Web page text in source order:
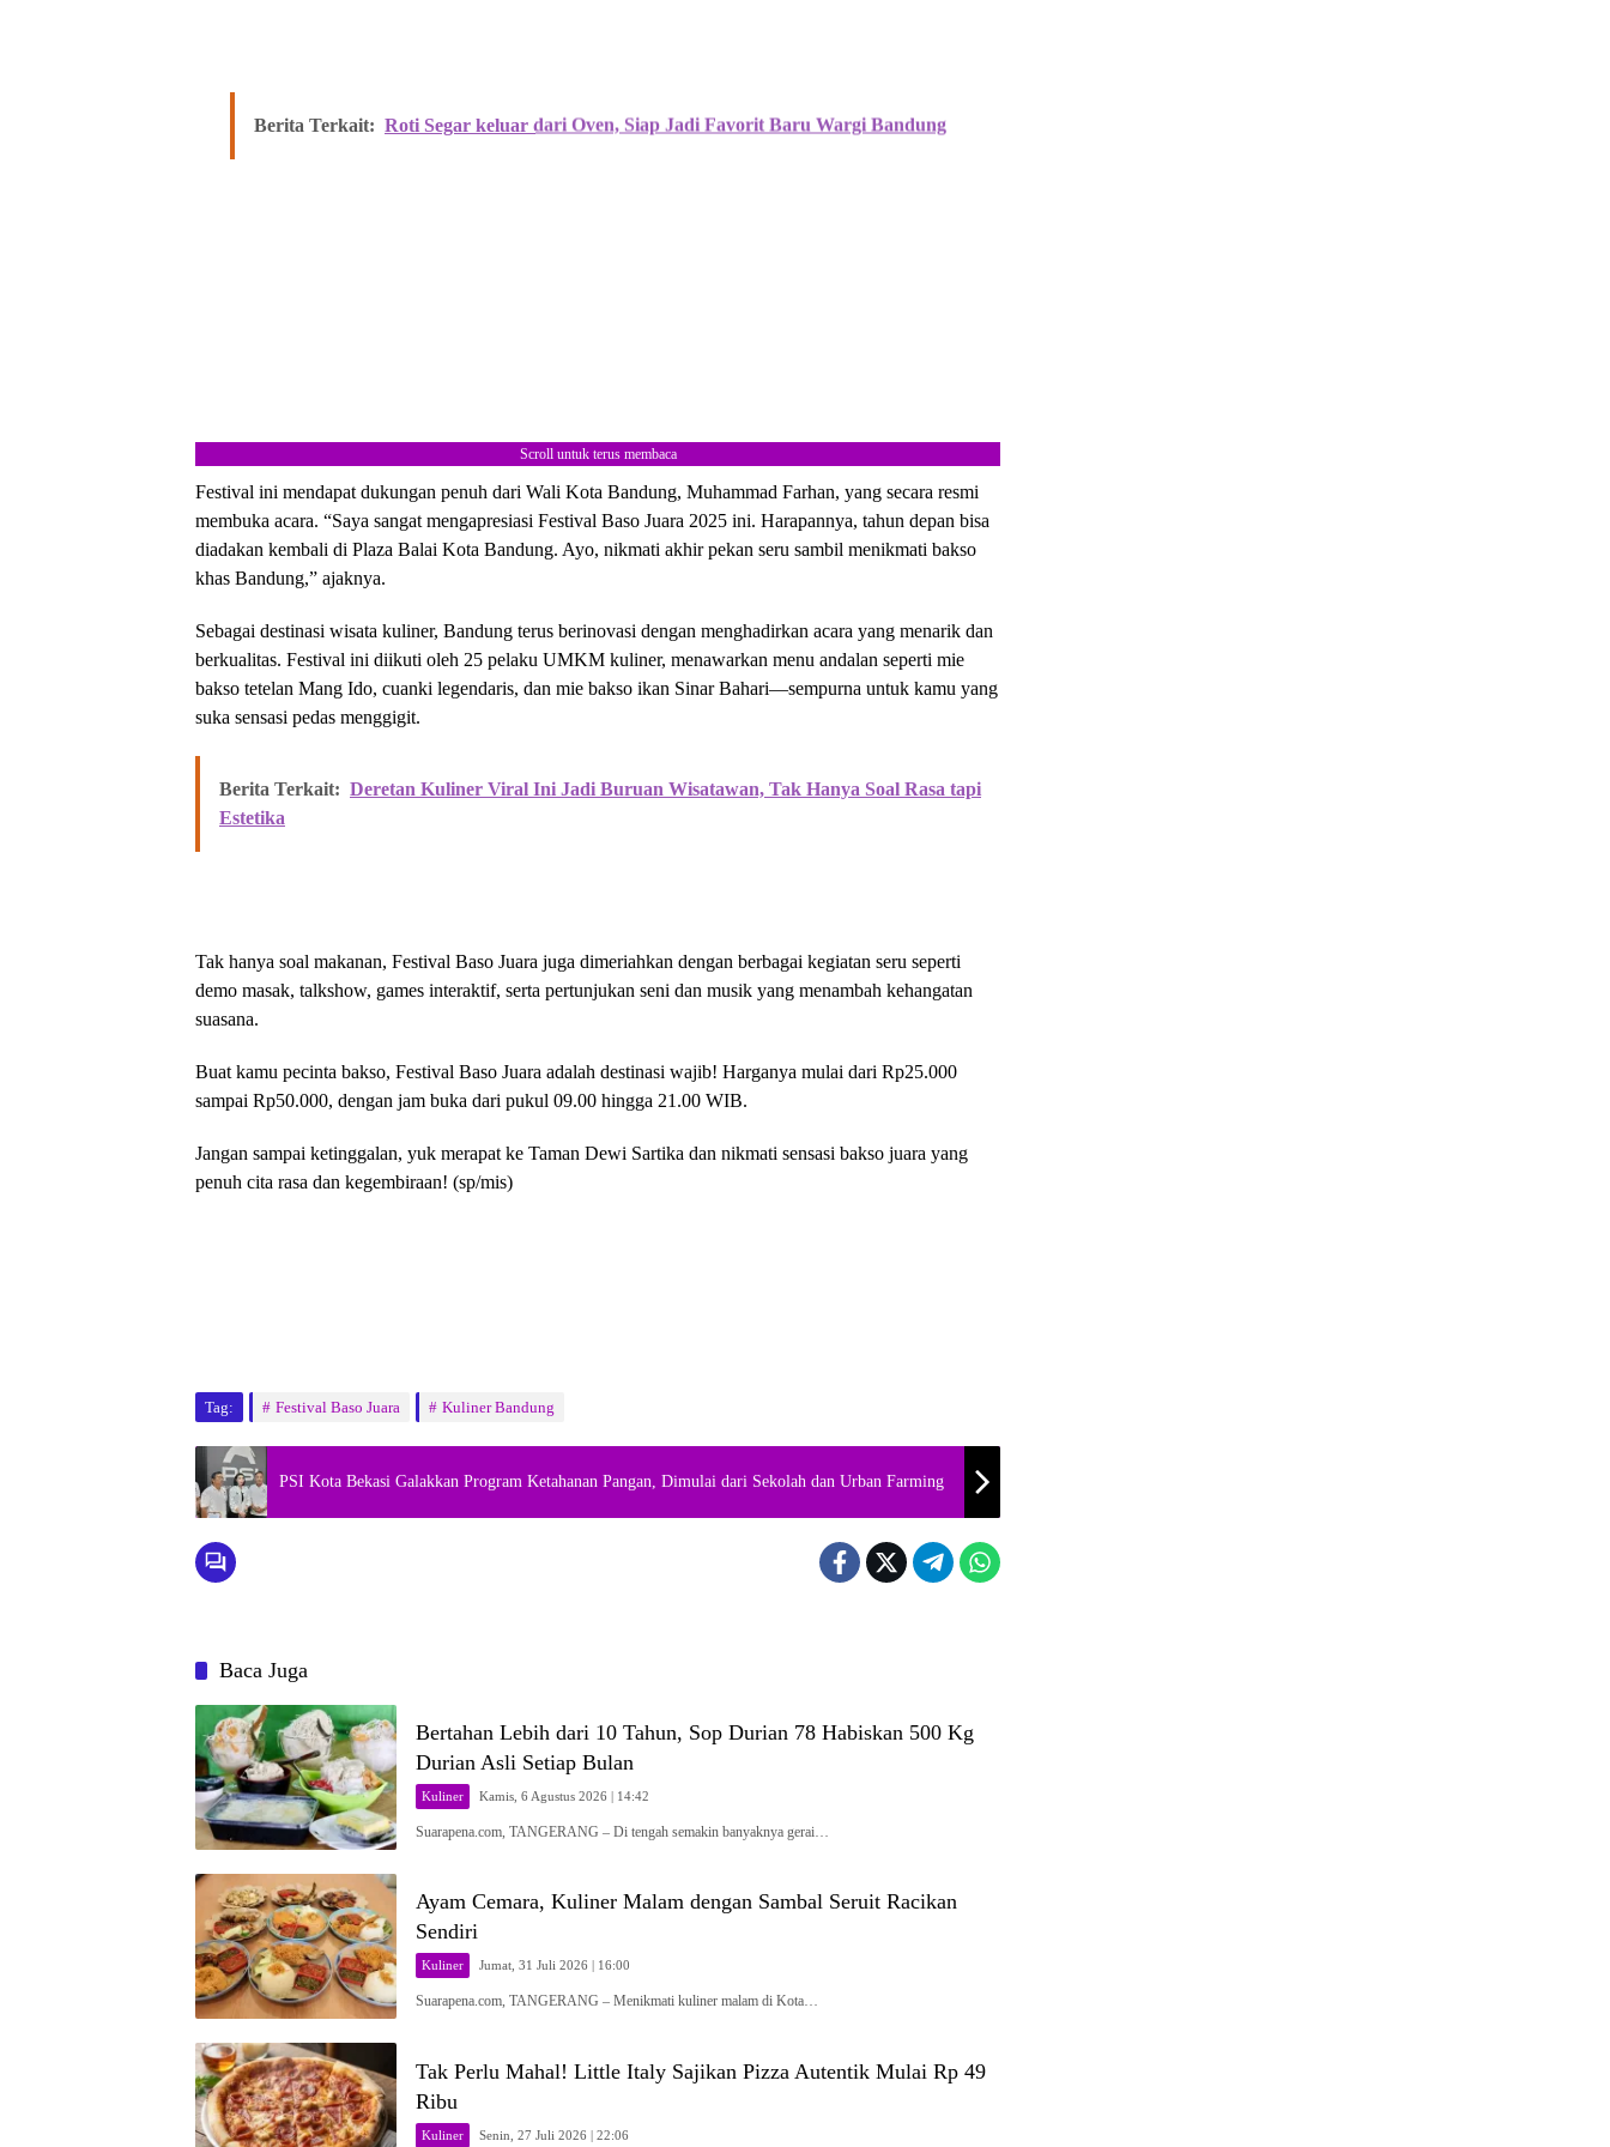
Berita Terkait: Roti Segar keluar dari Oven, Siap Jadi Favorit Baru Wargi Bandung
Scroll untuk terus membaca
Festival ini mendapat dukungan penuh dari Wali Kota Bandung, Muhammad Farhan, yang secara resmi
membuka acara. “Saya sangat mengapresiasi Festival Baso Juara 2025 ini. Harapannya, tahun depan bisa
diadakan kembali di Plaza Balai Kota Bandung. Ayo, nikmati akhir pekan seru sambil menikmati bakso
khas Bandung,” ajaknya.
Sebagai destinasi wisata kuliner, Bandung terus berinovasi dengan menghadirkan acara yang menarik dan
berkualitas. Festival ini diikuti oleh 25 pelaku UMKM kuliner, menawarkan menu andalan seperti mie
bakso tetelan Mang Ido, cuanki legendaris, dan mie bakso ikan Sinar Bahari—sempurna untuk kamu yang
suka sensasi pedas menggigit.
Berita Terkait: Deretan Kuliner Viral Ini Jadi Buruan Wisatawan, Tak Hanya Soal Rasa tapi
Estetika
Tak hanya soal makanan, Festival Baso Juara juga dimeriahkan dengan berbagai kegiatan seru seperti
demo masak, talkshow, games interaktif, serta pertunjukan seni dan musik yang menambah kehangatan
suasana.
Buat kamu pecinta bakso, Festival Baso Juara adalah destinasi wajib! Harganya mulai dari Rp25.000
sampai Rp50.000, dengan jam buka dari pukul 09.00 hingga 21.00 WIB.
Jangan sampai ketinggalan, yuk merapat ke Taman Dewi Sartika dan nikmati sensasi bakso juara yang
penuh cita rasa dan kegembiraan! (sp/mis)
Tag: Festival Baso Juara Kuliner Bandung
PSI Kota Bekasi Galakkan Program Ketahanan Pangan, Dimulai dari Sekolah dan Urban Farming
Baca Juga
Bertahan Lebih dari 10 Tahun, Sop Durian 78 Habiskan 500 Kg
Durian Asli Setiap Bulan
Kuliner Kamis, 6 Agustus 2026 | 14:42
Suarapena.com, TANGERANG – Di tengah semakin banyaknya gerai…
Ayam Cemara, Kuliner Malam dengan Sambal Seruit Racikan
Sendiri
Kuliner Jumat, 31 Juli 2026 | 16:00
Suarapena.com, TANGERANG – Menikmati kuliner malam di Kota…
Tak Perlu Mahal! Little Italy Sajikan Pizza Autentik Mulai Rp 49
Ribu
Kuliner Senin, 27 Juli 2026 | 22:06